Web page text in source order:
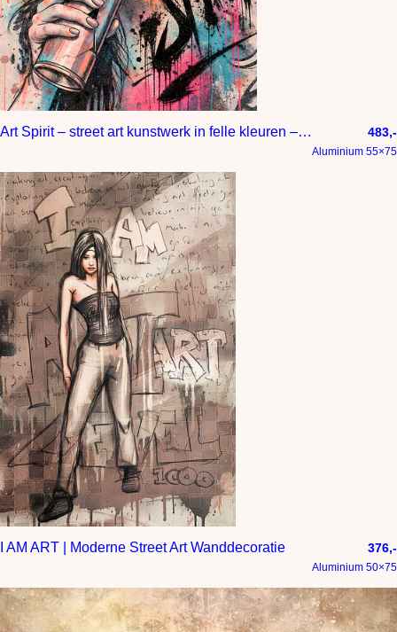
Art Spirit – street art kunstwerk in felle kleuren – vrouw met spuitbus 483,-
Aluminium 55×75
I AM ART | Moderne Street Art Wanddecoratie 376,-
Aluminium 50×75